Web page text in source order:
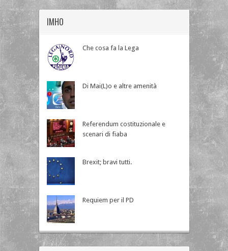
IMHO
Che cosa fa la Lega
Di Mai(L)o e altre amenità
Referendum costituzionale e
scenari di fiaba
Brexit; bravi tutti.
Requiem per il PD